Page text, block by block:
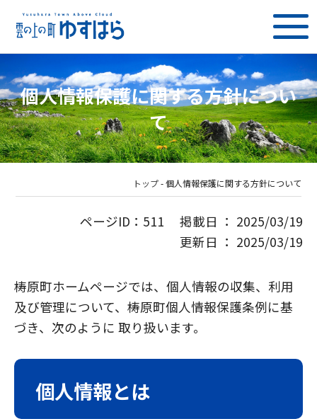
個人情報保護に関する方針につい
て
トップ-個人情報保護に関する方針について
ページID：511 掲載日 ： 2025/03/19
更新日 ： 2025/03/19
梼原町ホームページでは、個人情報の収集、利用
及び管理について、梼原町個人情報保護条例に基
づき、次のように 取り扱います。
個人情報とは